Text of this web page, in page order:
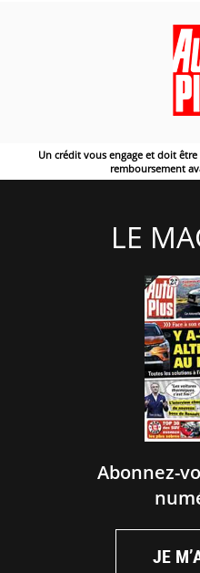
Un crédit vous engage et doit
remboursement
LE
Abonnez-
JE